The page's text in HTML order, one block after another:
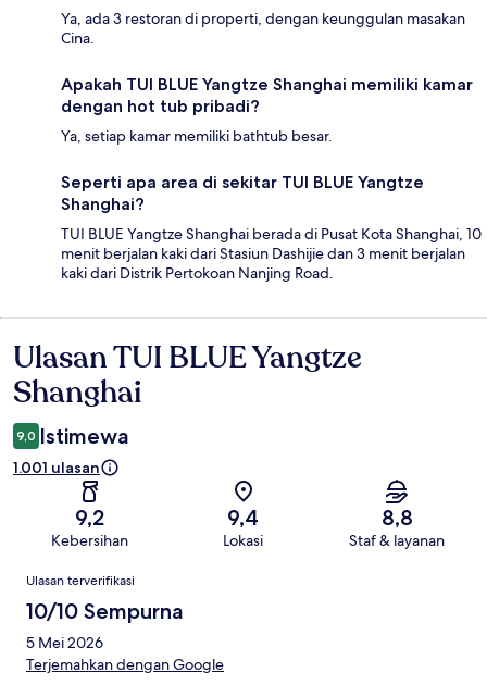
Ya, ada 3 restoran di properti, dengan keunggulan masakan
Cina.
Apakah TUI BLUE Yangtze Shanghai memiliki kamar
dengan hot tub pribadi?
Ya, setiap kamar memiliki bathtub besar.
Seperti apa area di sekitar TUI BLUE Yangtze
Shanghai?
TUI BLUE Yangtze Shanghai berada di Pusat Kota Shanghai, 10
menit berjalan kaki dari Stasiun Dashijie dan 3 menit berjalan
kaki dari Distrik Pertokoan Nanjing Road.
Ulasan
Ulasan TUI BLUE Yangtze
Shanghai
9,0 Istimewa
1.001 ulasan
9,2
Kebersihan
9,4
Lokasi
8,8
Staf & layanan
Ulasan
Ulasan terverifikasi
10/10 Sempurna
5 Mei 2026
Terjemahkan dengan Google